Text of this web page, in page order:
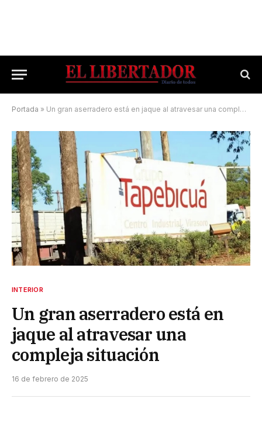
Portada » Un gran aserradero está en jaque al atravesar una compleja situación
INTERIOR
Un gran aserradero está en
jaque al atravesar una
compleja situación
16 de febrero de 2025